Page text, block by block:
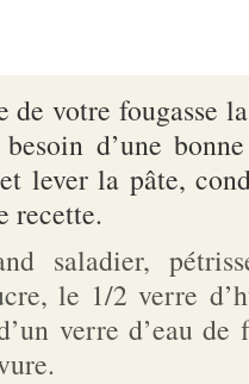
de votre fougasse
d’une
lever la pâte,
recette.
saladier,
le 1/2 verre
verre d’eau de